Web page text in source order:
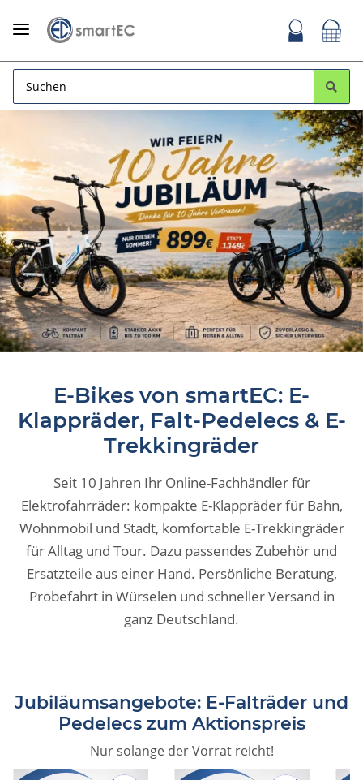
E-Bikes von smartEC: E-
Klappräder, Falt-Pedelecs & E-
Trekkingräder
Seit 10 Jahren Ihr Online-Fachhändler für
Elektrofahrräder: kompakte E-Klappräder für Bahn,
Wohnmobil und Stadt, komfortable E-Trekkingräder
für Alltag und Tour. Dazu passendes Zubehör und
Ersatzteile aus einer Hand. Persönliche Beratung,
Probefahrt in Würselen und schneller Versand in
ganz Deutschland.
Jubiläumsangebote: E-Falträder und
Pedelecs zum Aktionspreis
Nur solange der Vorrat reicht!